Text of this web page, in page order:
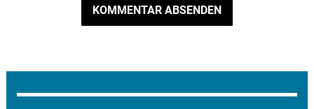
KOMMENTAR ABSENDEN